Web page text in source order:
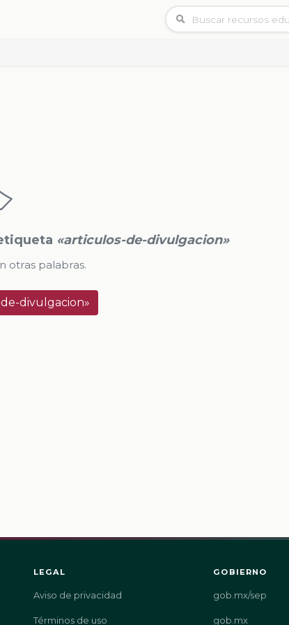
«articulos-de-divulgacion»
otras palabras.
divulgacion»
LEGAL
Aviso de privacidad
Términos de uso
GOBIERNO
gob.mx/sep
gob.mx